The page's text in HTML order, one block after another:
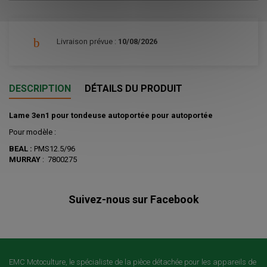
Livraison prévue : 10/08/2026
DESCRIPTION DÉTAILS DU PRODUIT
Lame 3en1 pour tondeuse autoportée pour autoportée
Pour modèle :
BEAL : PMS12.5/96
MURRAY : 7800275
Suivez-nous sur Facebook
EMC Motoculture, le spécialiste de la pièce détachée pour les appareils de